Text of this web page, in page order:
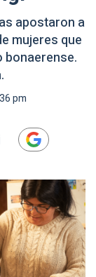
apostaron a
mujeres que
bonaerense.
pm